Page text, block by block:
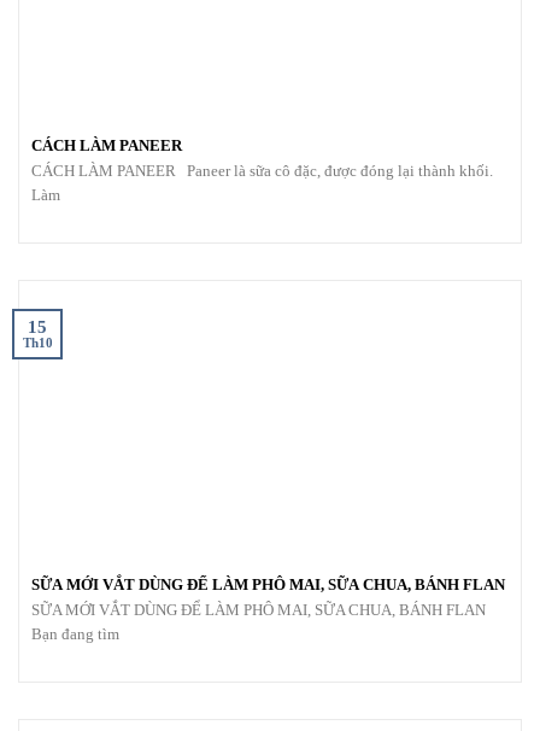
CÁCH LÀM PANEER
CÁCH LÀM PANEER Paneer là sữa cô đặc, được đóng lại thành khối.
Làm
SỮA MỚI VẮT DÙNG ĐỂ LÀM PHÔ MAI, SỮA CHUA, BÁNH FLAN
SỮA MỚI VẮT DÙNG ĐỂ LÀM PHÔ MAI, SỮA CHUA, BÁNH FLAN
Bạn đang tìm
15
Th10